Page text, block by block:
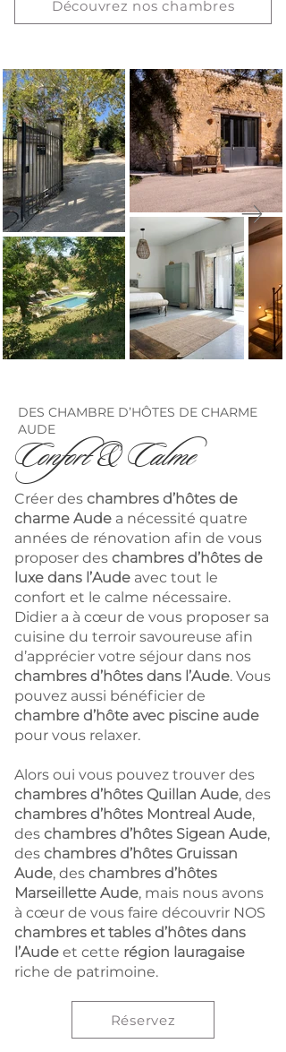
Découvrez nos chambres
DES CHAMBRE D’HÔTES DE CHARME
AUDE
Confort & Calme
Créer des chambres d’hôtes de
charme Aude a nécessité quatre
années de rénovation afin de vous
proposer des chambres d’hôtes de
luxe dans l’Aude avec tout le
confort et le calme nécessaire.
Didier a à cœur de vous proposer sa
cuisine du terroir savoureuse afin
d’apprécier votre séjour dans nos
chambres d’hôtes dans l’Aude. Vous
pouvez aussi bénéficier de
chambre d’hôte avec piscine aude
pour vous relaxer.
Alors oui vous pouvez trouver des
chambres d’hôtes Quillan Aude, des
chambres d’hôtes Montreal Aude,
des chambres d’hôtes Sigean Aude,
des chambres d’hôtes Gruissan
Aude, des chambres d’hôtes
Marseillette Aude, mais nous avons
à cœur de vous faire découvrir NOS
chambres et tables d’hôtes dans
l’Aude et cette région lauragaise
riche de patrimoine.
Réservez